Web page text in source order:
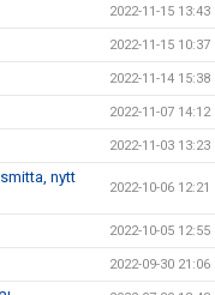
2022-11-15 13:43
2022-11-15 10:37
2022-11-14 15:38
2022-11-07 14:12
2022-11-03 13:23
nytt
2022-10-06 12:21
2022-10-05 12:55
2022-09-30 21:06